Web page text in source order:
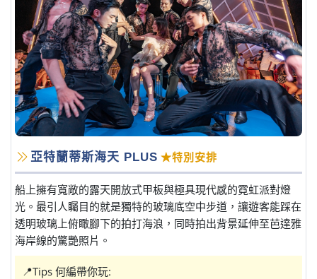
亞特蘭蒂斯海天 PLUS ★特別安排
船上擁有寬敞的露天開放式甲板與極具現代感的霓虹派對燈
光。最引人矚目的就是獨特的玻璃底空中步道，讓遊客能踩在
透明玻璃上俯瞰腳下的拍打海浪，同時拍出背景延伸至芭達雅
海岸線的驚艷照片。
📍Tips 何編帶你玩: